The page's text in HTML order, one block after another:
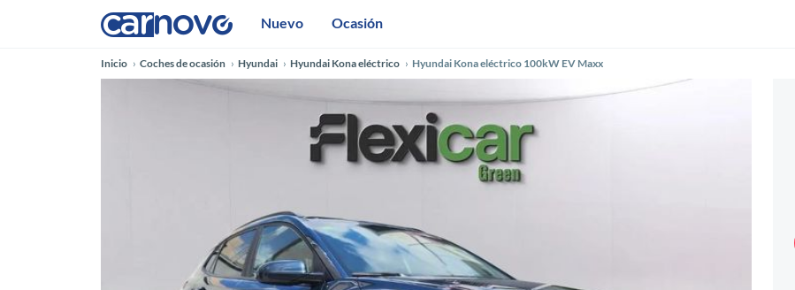
Nuevo Ocasión
Inicio Coches de ocasión Hyundai Hyundai Kona eléctrico Hyundai Kona eléctrico 100kW EV Maxx